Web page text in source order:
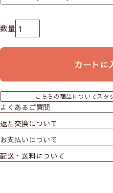
カートに
こちらの商品についてスタ
よくあるご質問
返品交換について
お支払いについて
配送・送料について